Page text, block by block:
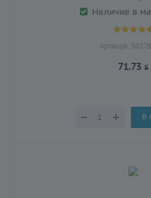
Наличие в
Артикул:
71.73
В